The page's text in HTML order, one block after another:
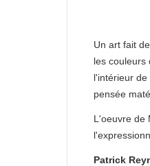
Un art fait
les couleurs
l'intérieur
pensée
L'oeuvre de
Patrick